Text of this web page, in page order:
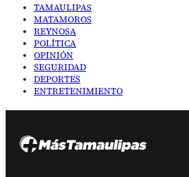
TAMAULIPAS
MATAMOROS
REYNOSA
POLÍTICA
OPINIÓN
SEGURIDAD
DEPORTES
ENTRETENIMIENTO